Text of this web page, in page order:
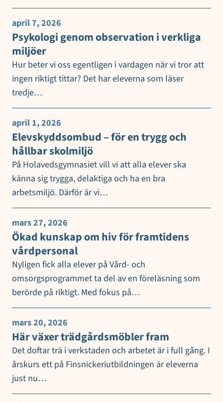
april 7, 2026
Psykologi genom observation i verkliga
miljöer
Hur beter vi oss egentligen i vardagen när vi tror att
ingen riktigt tittar? Det har eleverna som läser
tredje…
april 1, 2026
Elevskyddsombud – för en trygg och
hållbar skolmiljö
På Holavedsgymnasiet vill vi att alla elever ska
känna sig trygga, delaktiga och ha en bra
arbetsmiljö. Därför är vi…
mars 27, 2026
Ökad kunskap om hiv för framtidens
vårdpersonal
Nyligen fick alla elever på Vård- och
omsorgsprogrammet ta del av en föreläsning som
berörde på riktigt. Med fokus på…
mars 20, 2026
Här växer trädgårdsmöbler fram
Det doftar trä i verkstaden och arbetet är i full gång. I
årskurs ett på Finsnickeriutbildningen är eleverna
just nu…